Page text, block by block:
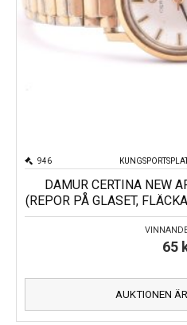
946
DAMUR CERTINA NEW
(REPOR PÅ GLASET,
65
AUKTIONEN